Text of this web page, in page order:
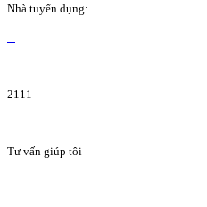
Nhà tuyển dụng:
2111
Tư vấn giúp tôi